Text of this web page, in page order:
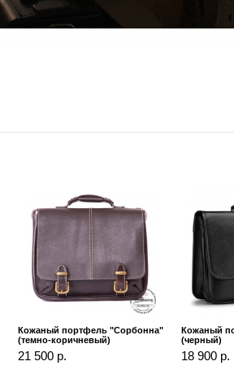
Кожаный портфель "Сорбонна"
(темно-коричневый)
21 500 р.
Кожаный
(черный)
18 900 р.